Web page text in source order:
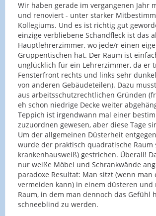
Wir haben gerade im vergangenen Jahr
und renoviert - unter starker
Kollegiums. Und es ist richtig gut
einzige verbliebene Schandfleck ist das
Hauptlehrerzimmer, wo jede/r einen
Gruppentischen hat. Der Raum ist
unglücklich für ein Lehrerzimmer, da er
Fensterfront rechts und links sehr
von anderen Gebäudeteilen). Dazu
aus arbeitsschutzrechtlichen Gründen
eh schon niedrige Decke weiter
Teppich ist irgendwann mal einer
zuzuordnen gewesen, aber diese Tage
Um der allgemeinen Düsterheit
wurde der praktisch quadratische Raum
krankenhausweiß) gestrichen. Überall!
nur weiße Möbel und Schrankwände
paradoxe Resultat: Man sitzt (wenn man
vermeiden kann) in einem düsteren und
Raum, in dem man dennoch das Gefühl
schneeblind zu werden.